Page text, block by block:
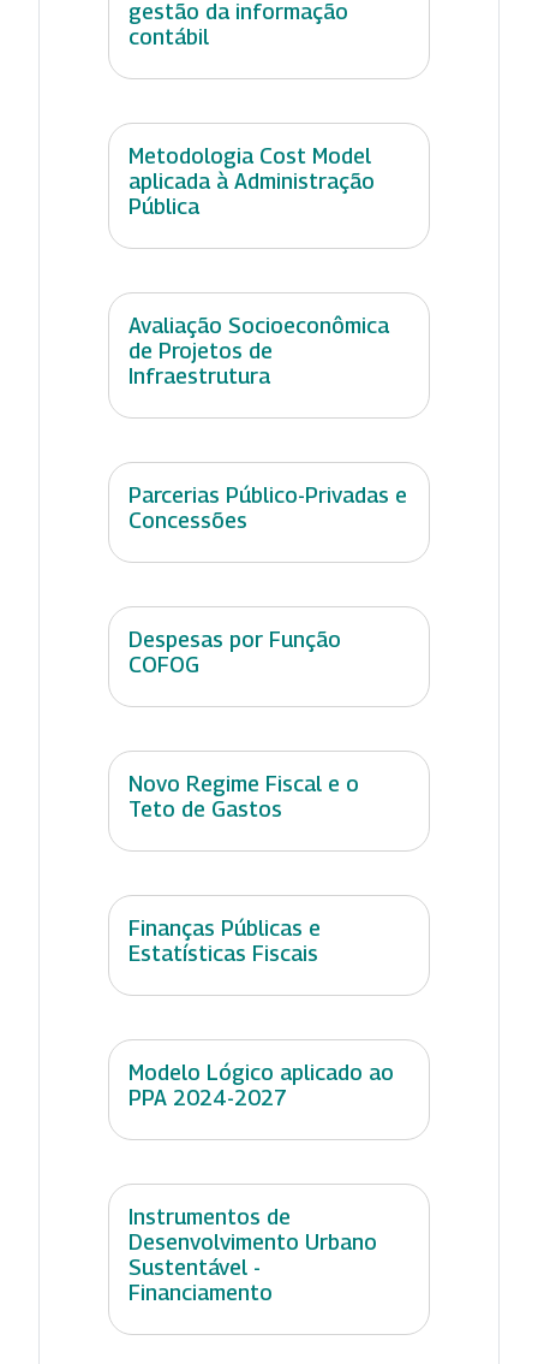
gestão da informação
contábil
Metodologia Cost Model
aplicada à Administração
Pública
Avaliação Socioeconômica
de Projetos de
Infraestrutura
Parcerias Público-Privadas e
Concessões
Despesas por Função
COFOG
Novo Regime Fiscal e o
Teto de Gastos
Finanças Públicas e
Estatísticas Fiscais
Modelo Lógico aplicado ao
PPA 2024-2027
Instrumentos de
Desenvolvimento Urbano
Sustentável -
Financiamento